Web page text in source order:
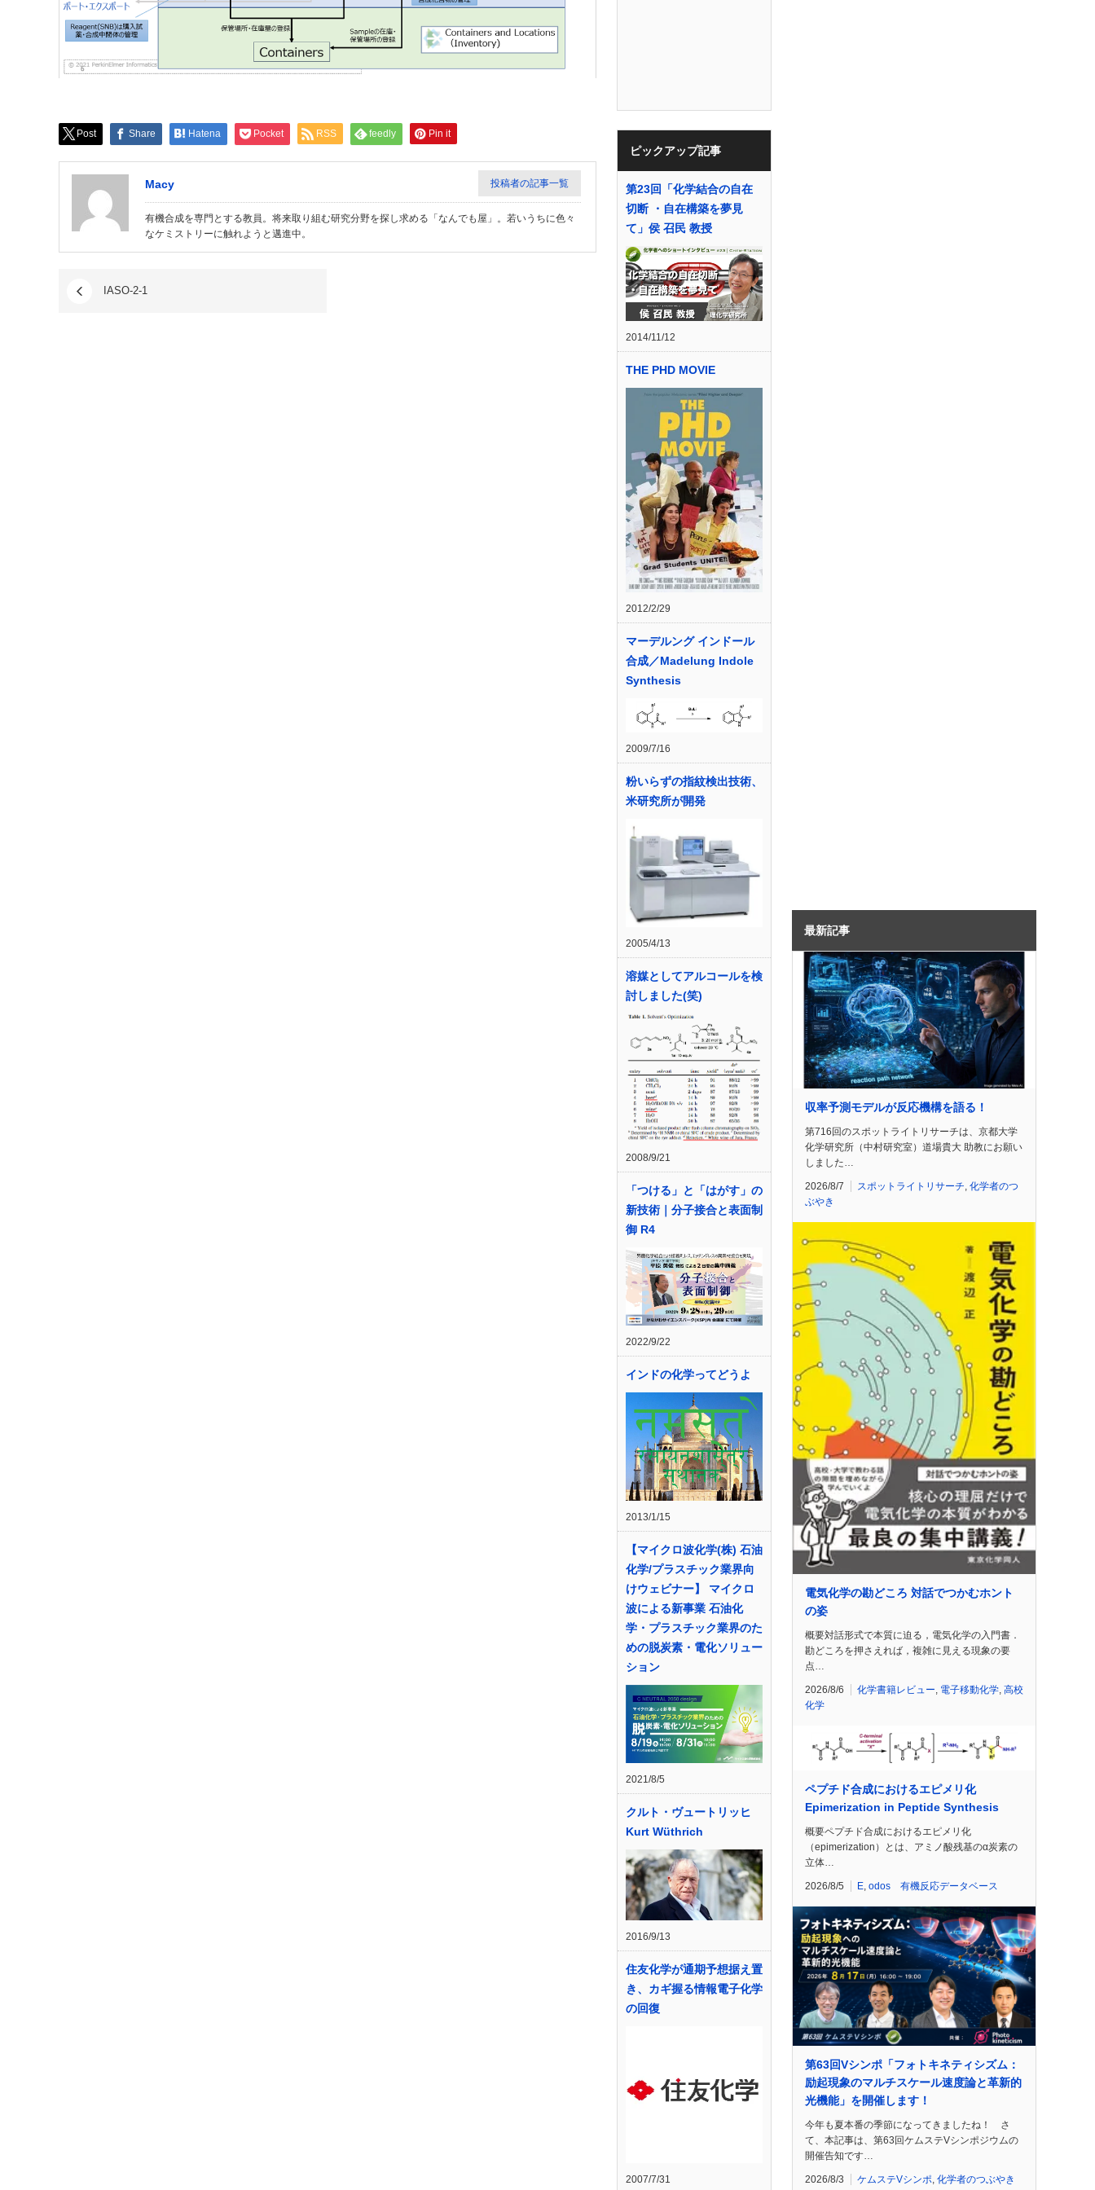
Post Share Hatena Pocket RSS feedly Pin it
Macy 投稿者の記事一覧
有機合成を専門とする教員。将来取り組む研究分野を探し求める「なんでも屋」。若いうちに色々
なケミストリーに触れようと邁進中。
IASO-2-1
ピックアップ記事
第23回「化学結合の自在
切断 ・自在構築を夢見
て」侯 召民 教授
2014/11/12
THE PHD MOVIE
2012/2/29
マーデルング インドール
合成／Madelung Indole
Synthesis
2009/7/16
粉いらずの指紋検出技術、
米研究所が開発
2005/4/13
溶媒としてアルコールを検
討しました(笑)
2008/9/21
「つける」と「はがす」の
新技術｜分子接合と表面制
御 R4
2022/9/22
インドの化学ってどうよ
2013/1/15
【マイクロ波化学(株) 石油
化学/プラスチック業界向
けウェビナー】 マイクロ
波による新事業 石油化
学・プラスチック業界のた
めの脱炭素・電化ソリュー
ション
2021/8/5
クルト・ヴュートリッヒ
Kurt Wüthrich
2016/9/13
住友化学が通期予想据え置
き、カギ握る情報電子化学
の回復
2007/7/31
最新記事
収率予測モデルが反応機構を語る！
第716回のスポットライトリサーチは、京都大学
化学研究所（中村研究室）道場貴大 助教にお願い
しました…
2026/8/7 スポットライトリサーチ 化学者のつ
ぶやき
電気化学の勘どころ 対話でつかむホント
の姿
概要対話形式で本質に迫る，電気化学の入門書．
勘どころを押さえれば，複雑に見える現象の要
点…
2026/8/6 化学書籍レビュー 電子移動化学 高校
化学
ペプチド合成におけるエピメリ化
Epimerization in Peptide Synthesis
概要ペプチド合成におけるエピメリ化
（epimerization）とは、アミノ酸残基のα炭素の
立体…
2026/8/5 E odos 有機反応データベース
第63回Vシンポ「フォトキネティシズム：
励起現象のマルチスケール速度論と革新的
光機能」を開催します！
今年も夏本番の季節になってきましたね！ さ
て、本記事は、第63回ケムステVシンポジウムの
開催告知です…
2026/8/3 ケムステVシンポ, 化学者のつぶやき